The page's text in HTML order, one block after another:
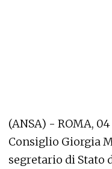
(ANSA) - ROMA,
Consiglio Giorgia
segretario di Stato